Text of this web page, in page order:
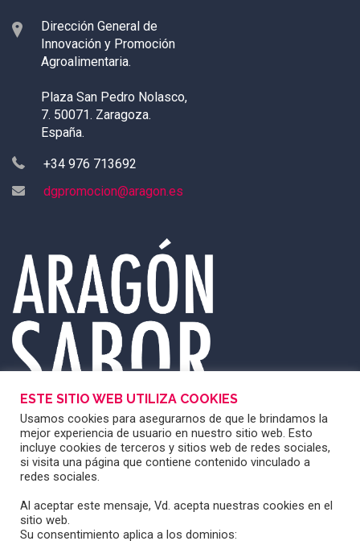
Dirección General de
Innovación y Promoción
Agroalimentaria.
Plaza San Pedro Nolasco,
7. 50071. Zaragoza.
España.
+34 976 713692
dgpromocion@aragon.es
ESTE SITIO WEB UTILIZA COOKIES
Usamos cookies para asegurarnos de que le brindamos la
mejor experiencia de usuario en nuestro sitio web. Esto
incluye cookies de terceros y sitios web de redes sociales,
si visita una página que contiene contenido vinculado a
redes sociales.
Al aceptar este mensaje, Vd. acepta nuestras cookies en el
sitio web.
Su consentimiento aplica a los dominios: